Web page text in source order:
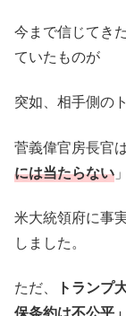
今まで信じてき
ていたものが
突如、相手側の
菅義偉官房長官
には当たらない
米大統領府に事
しました。
ただ、
トランプ